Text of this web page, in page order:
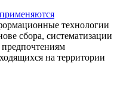
применяются
технологии
сбора, систематизации
на территории